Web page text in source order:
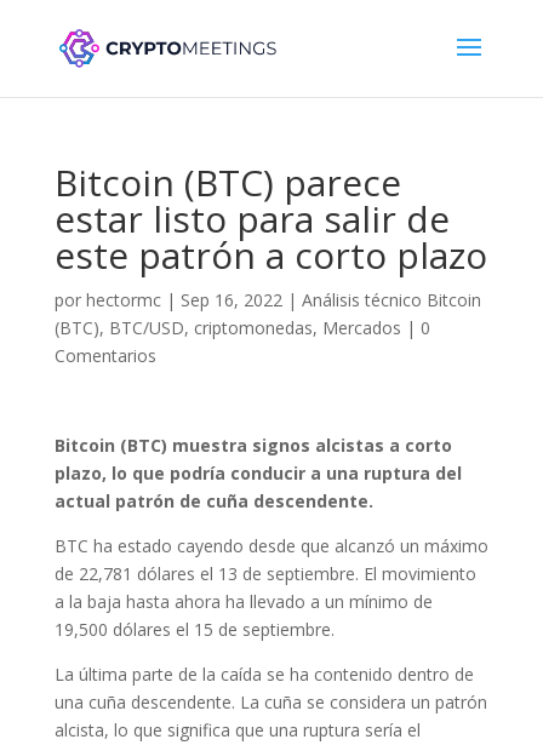
Bitcoin (BTC) parece
estar listo para salir de
este patrón a corto plazo
por hectormc| Sep 16, 2022| Análisis técnico Bitcoin
(BTC), BTC/USD, criptomonedas, Mercados | 0
Comentarios
Bitcoin (BTC) muestra signos alcistas a corto
plazo, lo que podría conducir a una ruptura del
actual patrón de cuña descendente.
BTC ha estado cayendo desde que alcanzó un máximo
de 22,781 dólares el 13 de septiembre. El movimiento
a la baja hasta ahora ha llevado a un mínimo de
19,500 dólares el 15 de septiembre.
La última parte de la caída se ha contenido dentro de
una cuña descendente. La cuña se considera un patrón
alcista, lo que significa que una ruptura sería el